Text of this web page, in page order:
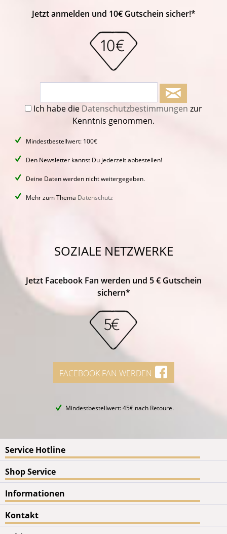
Jetzt anmelden und 10€ Gutschein sicher!*
Ich habe die Datenschutzbestimmungen zur
Kenntnis genommen.
Mindestbestellwert: 100€
Den Newsletter kannst Du jederzeit abbestellen!
Deine Daten werden nicht weitergegeben.
Mehr zum Thema Datenschutz
SOZIALE NETZWERKE
Jetzt Facebook Fan werden und 5 € Gutschein
sichern*
FACEBOOK FAN WERDEN
Mindestbestellwert: 45€ nach Retoure.
Service Hotline
Shop Service
Informationen
Kontakt